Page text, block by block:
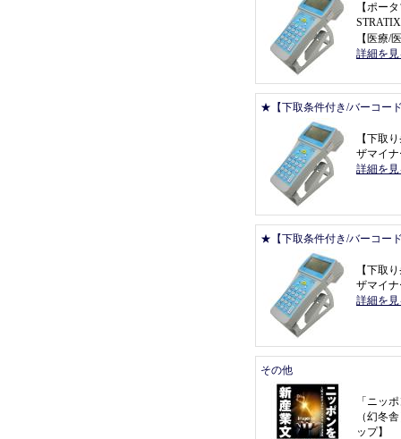
【ポー
【 医療/
詳細を
★【下取条件付き/バーコー
【下取
ザマイナ
詳細を
★【下取条件付き/バーコー
【下取
ザマイナ
詳細を
その他
「 ニッ
（幻冬舎
ップ】